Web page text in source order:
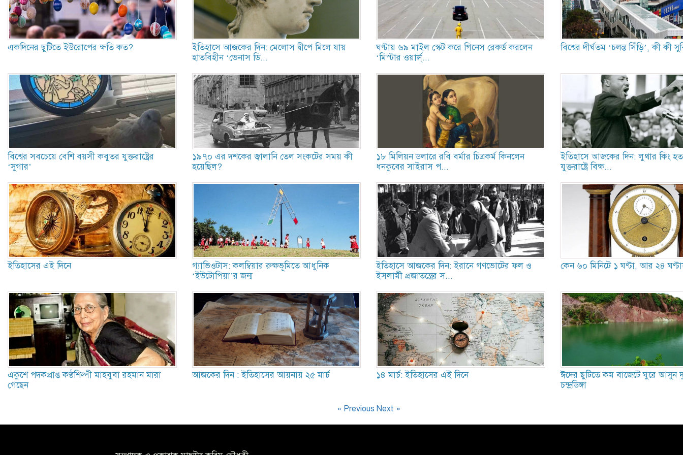
একদিনের ছুটিতে ইউরোপের ক্ষতি কত?
ইতিহাসে আজকের দিন: মেলোস দ্বীপে মিলে যায়
হাতবিহীন ‘ভেনাস ডি...
ঘণ্টায় ৬৯ মাইল স্কেট করে গিনেস রেকর্ড করলেন
‘মিস্টার ওয়ার্ল্...
বিশ্বের দীর্ঘতম ‘চলন্ত সিঁড়ি’, কী কী
বিশ্বের সবচেয়ে বেশি বয়সী কবুতর যুক্তরাষ্ট্রের
‘সুগার’
১৯৭০ এর দশকের জ্বালানি তেল সংকটের সময় কী
হয়েছিল?
১৮ মিলিয়ন ডলারে রবি বর্মার চিত্রকর্ম কিনলেন
ধনকুবের সাইরাস প...
ইতিহাসে আজকের দিন: লুথার কিং
যুক্তরাষ্ট্রে বিক্ষ...
ইতিহাসের এই দিনে
গ্যাভিওটাস: কলম্বিয়ার রুক্ষভূমিতে আধুনিক
‘ইউটোপিয়া’র জন্ম
ইতিহাসে আজকের দিন: ইরানে গণভোটের ফল ও
ইসলামী প্রজাতন্ত্রের স...
কেন ৬০ মিনিটে ১ ঘণ্টা, আর ২৪
একুশে পদকপ্রাপ্ত কণ্ঠশিল্পী মাহবুবা রহমান মারা
গেছেন
আজকের দিন : ইতিহাসের আয়নায় ২৫ মার্চ ১৪ মার্চ: ইতিহাসের এই দিনে
ঈদের ছুটিতে কম বাজেটে ঘুরে আসুন
চন্দ্রডিঙ্গা
« Previous Next »